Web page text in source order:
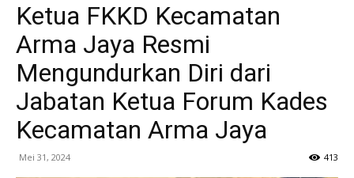
Ketua FKKD Kecamatan
Arma Jaya Resmi
Mengundurkan Diri dari
Jabatan Ketua Forum Kades
Kecamatan Arma Jaya
Mei 31, 2024 413